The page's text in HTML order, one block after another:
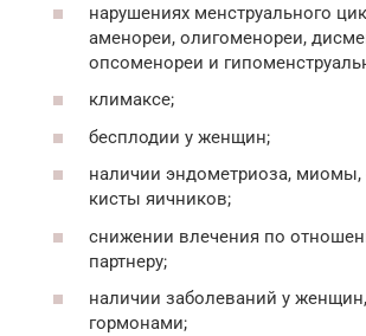
нарушениях менструального
аменореи, олигоменореи,
опсоменореи и
климаксе;
бесплодии у женщин;
наличии эндометриоза,
кисты яичников;
снижении влечения по
партнеру;
наличии заболеваний у
гормонами;